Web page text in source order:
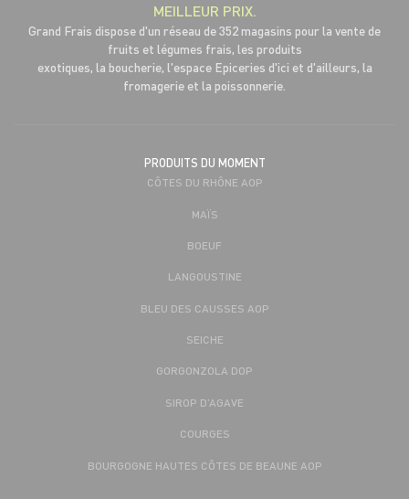
MEILLEUR PRIX.
Grand Frais dispose d'un réseau de 352 magasins pour la vente de
fruits et légumes frais, les produits
exotiques, la boucherie, l'espace Epiceries d'ici et d'ailleurs, la
fromagerie et la poissonnerie.
PRODUITS DU MOMENT
CÔTES DU RHÔNE AOP
MAÏS
BOEUF
LANGOUSTINE
BLEU DES CAUSSES AOP
SEICHE
GORGONZOLA DOP
SIROP D’AGAVE
COURGES
BOURGOGNE HAUTES CÔTES DE BEAUNE AOP